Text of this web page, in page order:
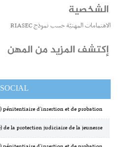
الشخصية
الاهتمامات المهنيّة حسب نموذج RIASEC
إكتشف المزيد من المهن
SOCIAL